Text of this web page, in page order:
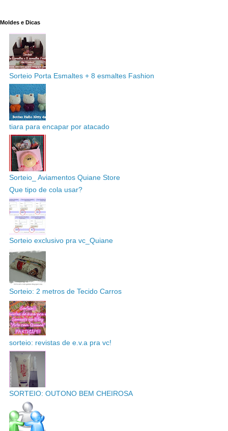
Moldes e Dicas
Sorteio Porta Esmaltes + 8 esmaltes Fashion
tiara para encapar por atacado
Sorteio_ Aviamentos Quiane Store
Que tipo de cola usar?
Sorteio exclusivo pra vc_Quiane
Sorteio: 2 metros de Tecido Carros
sorteio: revistas de e.v.a pra vc!
SORTEIO: OUTONO BEM CHEIROSA